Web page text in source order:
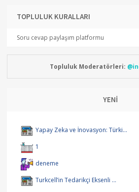
TOPLULUK KURALLARI
Soru cevap paylaşım platformu
Topluluk Moderatörleri:
YENİ
Yapay Zeka ve İnovasyon: Türki...
1
deneme
Turkcell’in Tedarikçi Eksenli ...